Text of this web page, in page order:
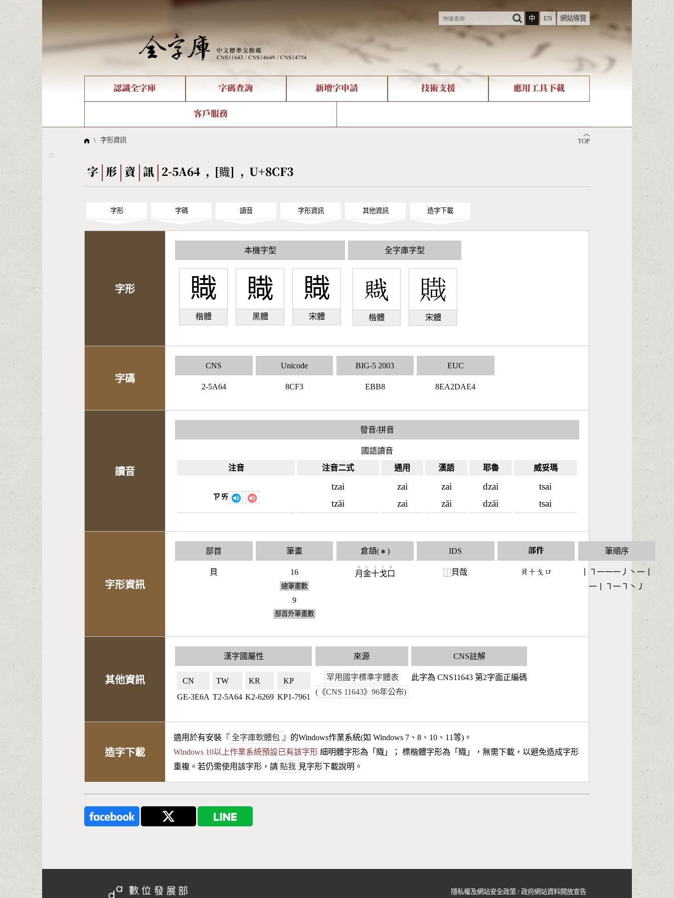
:::
中
EN 網站導覽
認識全字庫
全字庫現況
線上教學
字碼查詢
部件查詢
倉頡查詢
Big5查詢 拼音查詢
新增字申請 技術支援
造字解決方案
應用工具下載
字形下載
客戶服務
問題集
︿
TOP
\ 字形資訊
:::
字 形 資 訊 2-5A64 , [賳] , U+8CF3
字形 字碼 讀音 字形資訊 其他資訊 造字下載
字形
本機字型
賳
楷體
賳
黑體
賳
宋體
全字庫字型
楷體 宋體
字碼
CNS
2-5A64
Unicode
8CF3
BIG-5 2003
EBB8
EUC
8EA2DAE4
讀音
發音/拼音
國語讀音
注音
注音二式 通用 漢語 耶魯 威妥瑪
ㄗㄞ
tzai
tzāi
zai
zai
zai
zāi
dzai
dzāi
tsai
tsai
字形資訊
部首
貝
筆畫
16
總筆畫數
9
部首外筆畫數
倉頡( ✱ )
月
B
金
C
十
J
戈
I
口
R
IDS
⿰貝哉
部件
󶆱󶀓󶃉󶁶
筆順序
丨㇕一一一丿丶一丨
一丨㇕一㇕丶丿
其他資訊
漢字國屬性
CN🇨🇳
GE-3E6A
TW🇹🇼
T2-5A64
KR🇰🇷
K2-6269
KP🇰🇵
KP1-7961
來源
罕用國字標準字體表
(《CNS 11643》96年公布)
CNS註解
此字為 CNS11643 第2字面正編碼
造字下載
適用於有安裝『 全字庫軟體包 』的Windows作業系統(如 Windows 7、8、10、11等)。
Windows 10以上作業系統預設已有該字形 細明體字形為「 賳 」； 標楷體字形為「 賳 」，無需下載，以避免造成字形
重複。若仍需使用該字形，請 點我 見字形下載說明。
隱私權及網站安全政策 /政府網站資料開放宣告